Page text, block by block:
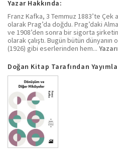
Yazar Hakkında:
Franz Kafka, 3 Temmuz 1883’te Çek
olarak Prag’da doğdu. Prag’daki
ve 1908’den sonra bir sigorta
olarak çalıştı. Bugün bütün dünyanın
(1926) gibi eserlerinden hem...
Doğan Kitap Tarafından